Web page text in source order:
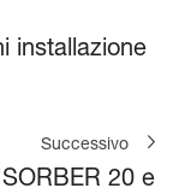
installazione
Successivo
20 e